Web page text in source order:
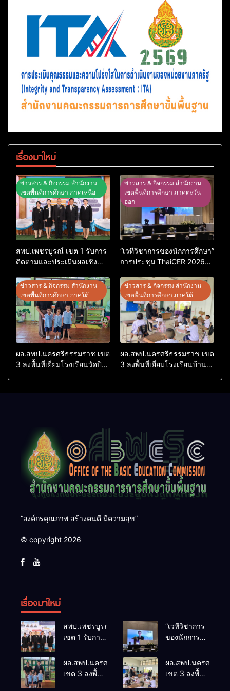
เรื่องมาใหม่
ข่าวสาร & กิจกรรม สำนักงาน
เขตพื้นที่การศึกษา ภาคเหนือ
สพป.เพชรบูรณ์ เขต 1 รับการ
ติดตามและประเมินผลเชิง
ต้นแบบ” ระดับประเทศ รุ่นที่ 3
ประจำปีงบประมาณ พ.ศ.
2569
ข่าวสาร & กิจกรรม สำนักงาน
เขตพื้นที่การศึกษา ภาคตะวัน
ออก
“เวทีวิชาการของนักการศึกษา”
การประชุม ThaiCER 2026
Conference on Education
Research (ThaiCER) 2026
ข่าวสาร & กิจกรรม สำนักงาน
เขตพื้นที่การศึกษา ภาคใต้
ผอ.สพป.นครศรีธรรมราช เขต
3 ลงพื้นที่เยี่ยมโรงเรียนวัดปิยา
ข่าวสาร & กิจกรรม สำนักงาน
เขตพื้นที่การศึกษา ภาคใต้
ผอ.สพป.นครศรีธรรมราช เขต
3 ลงพื้นที่เยี่ยมโรงเรียนบ้าน
“องค์กรคุณภาพ สร้างคนดี มีความสุข”
© copyright 2026
เรื่องมาใหม่
สพป.เพชรบูรณ์
เขต 1 รับการ
ประเมินผล
เชิงประจักษ์
“เวทีวิชาการ
ของนักการ
ThaiCER
ผอ.สพป.นครศรีธรรมราช
เขต 3 ลงพื้นที่
ผอ.สพป.นครศรีธรร
เขต 3 ลงพื้นที่